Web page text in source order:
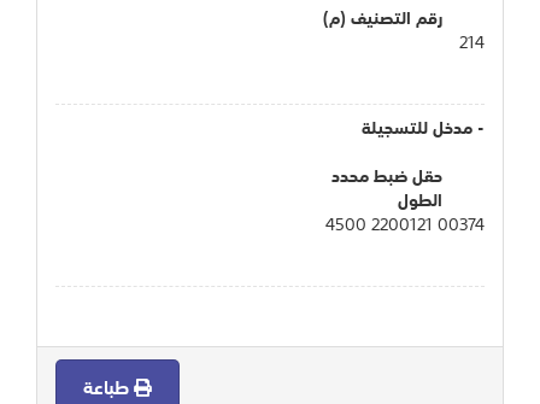
رقم التصنيف (م)
214
- مدخل للتسجيلة
حقل ضبط محدد
الطول
00374 2200121 4500
طباعة